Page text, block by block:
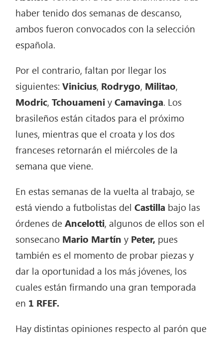
haber tenido dos semanas de descanso,
ambos fueron convocados con la selección
española.
Por el contrario, faltan por llegar los
siguientes:Vinicius, Rodrygo, Militao,
Modric,TchouameniyCamavinga. Los
brasileños están citados para el próximo
lunes, mientras que el croata y los dos
franceses retornarán el miércoles de la
semana que viene.
En estas semanas de la vuelta al trabajo, se
está viendo a futbolistas delCastilla bajo las
órdenes deAncelotti, algunos de ellos son el
sonsecano Mario Martín y Peter, pues
también es el momento de probar piezas y
dar la oportunidad a los más jóvenes, los
cuales están firmando una gran temporada
en 1 RFEF.
Hay distintas opiniones respecto al parón que